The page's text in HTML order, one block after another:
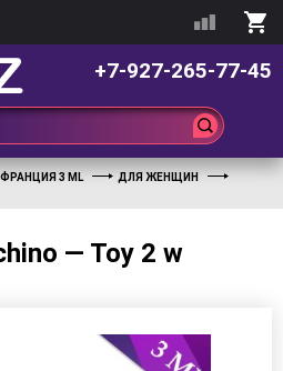
+7-927-265-77-45
3 ML
ДЛЯ ЖЕНЩИН
— Toy 2 w